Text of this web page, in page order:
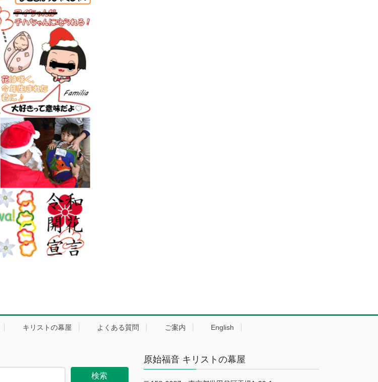
キリストの幕屋 よくある質問 ご案内 English
原始福音 キリストの幕屋